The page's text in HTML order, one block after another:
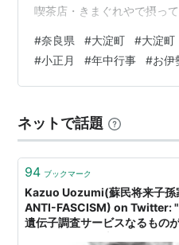
喫茶店・きまぐれやで摂っ
そこは、喫茶店・きまぐれ
おきたい神社の所在地は、
甲神社。 これまで一度も参
いだろう。 はて、と思った
月の１月を終えた２…
#奈良県 #大淀町 #大淀町
#小正月 #年中行事 #お伊
ネットで話題
94 ブックマーク
Kazuo Uozumi(蘇民将来子孫
ANTI-FASCISM) on Twitter: "
遺伝子調査サービスなるもの